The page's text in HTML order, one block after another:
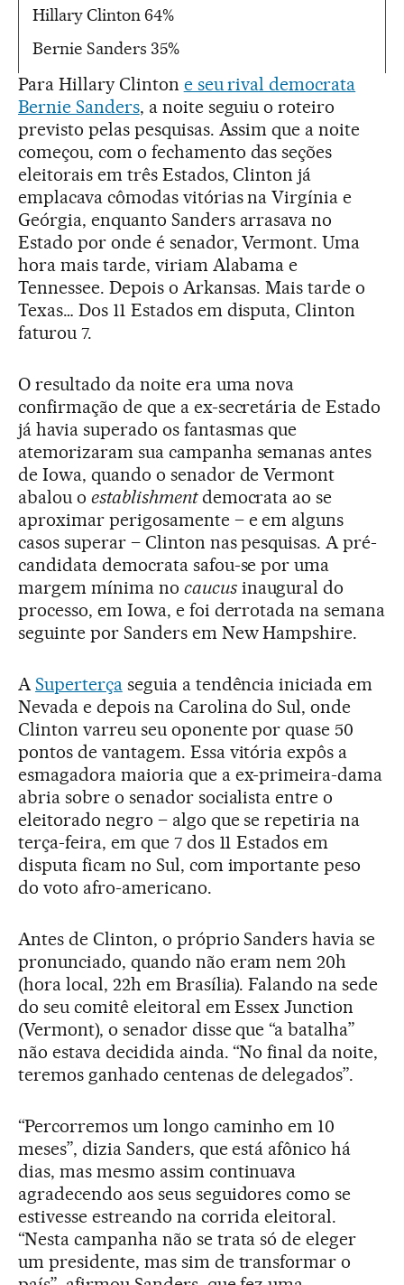
Hillary Clinton 64%
Bernie Sanders 35%
Para Hillary Clinton e seu rival democrata
Bernie Sanders, a noite seguiu o roteiro
previsto pelas pesquisas. Assim que a noite
começou, com o fechamento das seções
eleitorais em três Estados, Clinton já
emplacava cômodas vitórias na Virgínia e
Geórgia, enquanto Sanders arrasava no
Estado por onde é senador, Vermont. Uma
hora mais tarde, viriam Alabama e
Tennessee. Depois o Arkansas. Mais tarde o
Texas… Dos 11 Estados em disputa, Clinton
faturou 7.
O resultado da noite era uma nova
confirmação de que a ex-secretária de Estado
já havia superado os fantasmas que
atemorizaram sua campanha semanas antes
de Iowa, quando o senador de Vermont
abalou o establishmentdemocrata ao se
aproximar perigosamente – e em alguns
casos superar – Clinton nas pesquisas. A pré-
candidata democrata safou-se por uma
margem mínima no caucusinaugural do
processo, em Iowa, e foi derrotada na semana
seguinte por Sanders em New Hampshire.
ASuperterçaseguia a tendência iniciada em
Nevada e depois na Carolina do Sul, onde
Clinton varreu seu oponente por quase 50
pontos de vantagem. Essa vitória expôs a
esmagadora maioria que a ex-primeira-dama
abria sobre o senador socialista entre o
eleitorado negro – algo que se repetiria na
terça-feira, em que 7 dos 11 Estados em
disputa ficam no Sul, com importante peso
do voto afro-americano.
Antes de Clinton, o próprio Sanders havia se
pronunciado, quando não eram nem 20h
(hora local, 22h em Brasília). Falando na sede
do seu comitê eleitoral em Essex Junction
(Vermont), o senador disse que “a batalha”
não estava decidida ainda. “No final da noite,
teremos ganhado centenas de delegados”.
“Percorremos um longo caminho em 10
meses”, dizia Sanders, que está afônico há
dias, mas mesmo assim continuava
agradecendo aos seus seguidores como se
estivesse estreando na corrida eleitoral.
“Nesta campanha não se trata só de eleger
um presidente, mas sim de transformar o